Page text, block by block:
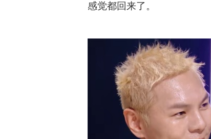
感觉都回来了。